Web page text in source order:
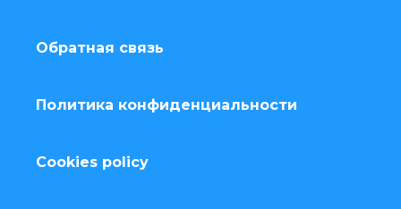
Обратная связь
Политика конфиденциальности
Cookies policy